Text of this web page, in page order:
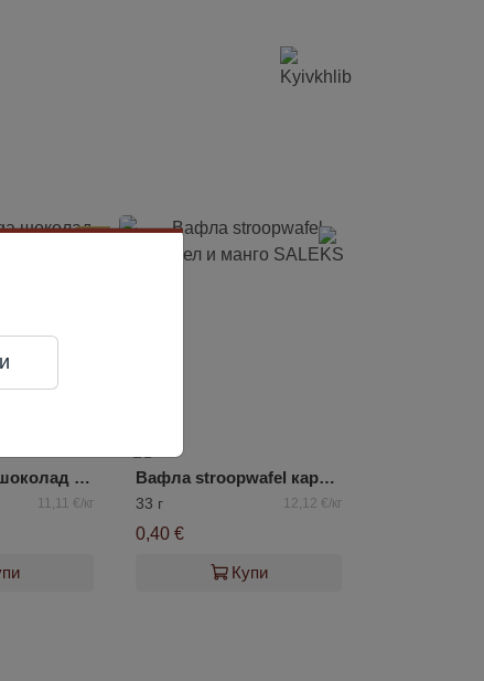
-23%
Вафли Selga шоколад Laima
11,11 €/кг
Вафла stroopwafel карамел и манго SALEKS
33 г 12,12 €/кг
0,40 €
Купи